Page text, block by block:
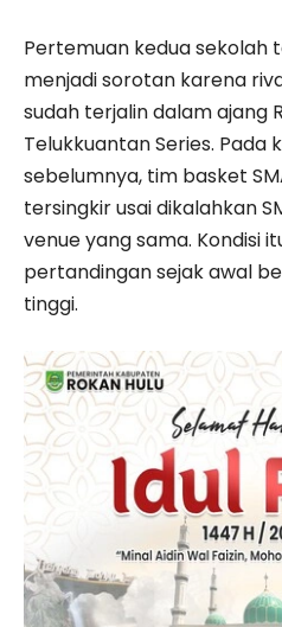
Pertemuan kedua sekolah
menjadi sorotan karena
sudah terjalin dalam ajang
Telukkuantan Series. Pada
sebelumnya, tim basket
tersingkir usai dikalahkan
venue yang sama. Kondisi
pertandingan sejak awal
tinggi.